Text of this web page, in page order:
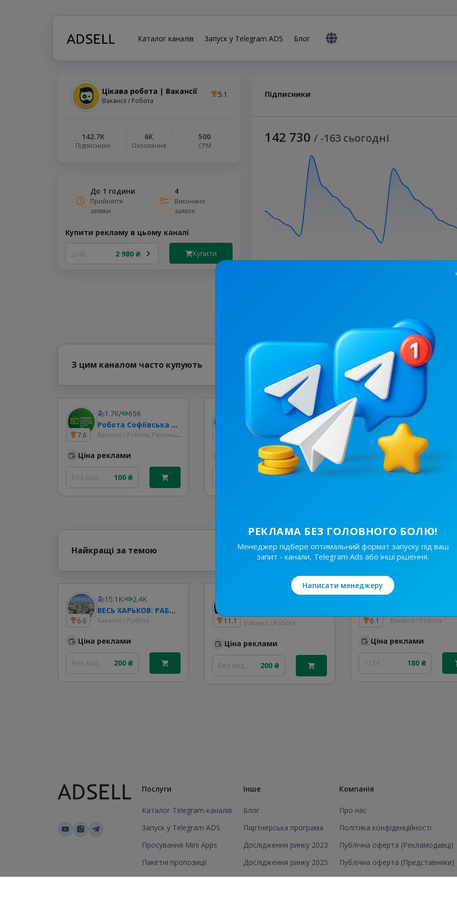
Каталог каналів Запуск у Telegram ADS Блог
Цікава робота | Вакансії
Вакансії / Робота
5.1
142.7K
Підписники
6K
Охоплення
500
СРМ
До 1 години
Прийняття
заявки
4
Виконано
заявок
Купити рекламу в цьому каналі
2/48 2 980 ₴ Купити
Підписники
142 730 / -163 сьогодні
З цим каналом часто купують
7.6
1.7K/
656
Робота Софіївська Борщагівка | Вишневе | Київ
Вакансії / Робота, Регіональні
Ціна реклами
Без вид.. 100 ₴
2.4K
ВЕСЬ ХАРЬКОВ: РАБОТА В ХАРЬКОВЕ & УСЛУГИ
Вакансії / Робота
Ціна реклами
200 ₴
6.1
6.7K/
1K
Вакансії / Робота
Ціна реклами
180 ₴
Найкращі за темою
6.6
15.1K/
2.4K
ВЕСЬ ХАРЬКОВ: РАБОТА В ХАРЬКОВЕ & УСЛУГИ
Вакансії / Робота
Ціна реклами
Без вид.. 200 ₴
11.1 Вакансії / Робота
Ціна реклами
Без вид.. 200 ₴
6.1 Вакансії / Робота
Ціна реклами
1/24 180 ₴
Послуги
Каталог Telegram-каналів
Запуск у Telegram ADS
Просування Mini Apps
Пакетні пропозиції
Додати канал/групу
Інше
Блог
Партнерська програма
Дослідження ринку 2023
Дослідження ринку 2025
Компанія
Про нас
Політика конфіденційності
Публічна оферта (Рекламодавці)
Публічна оферта (Представники)
РЕКЛАМА БЕЗ ГОЛОВНОГО БОЛЮ!
Менеджер підбере оптимальний формат запуску під ваш
запит - канали, Telegram Ads або інші рішення.
Написати менеджеру